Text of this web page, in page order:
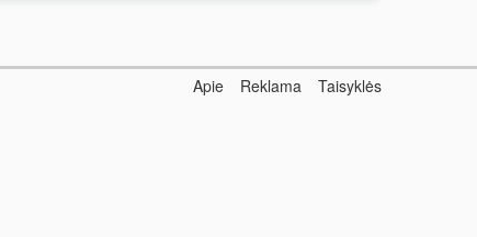
Apie Reklama Taisyklės